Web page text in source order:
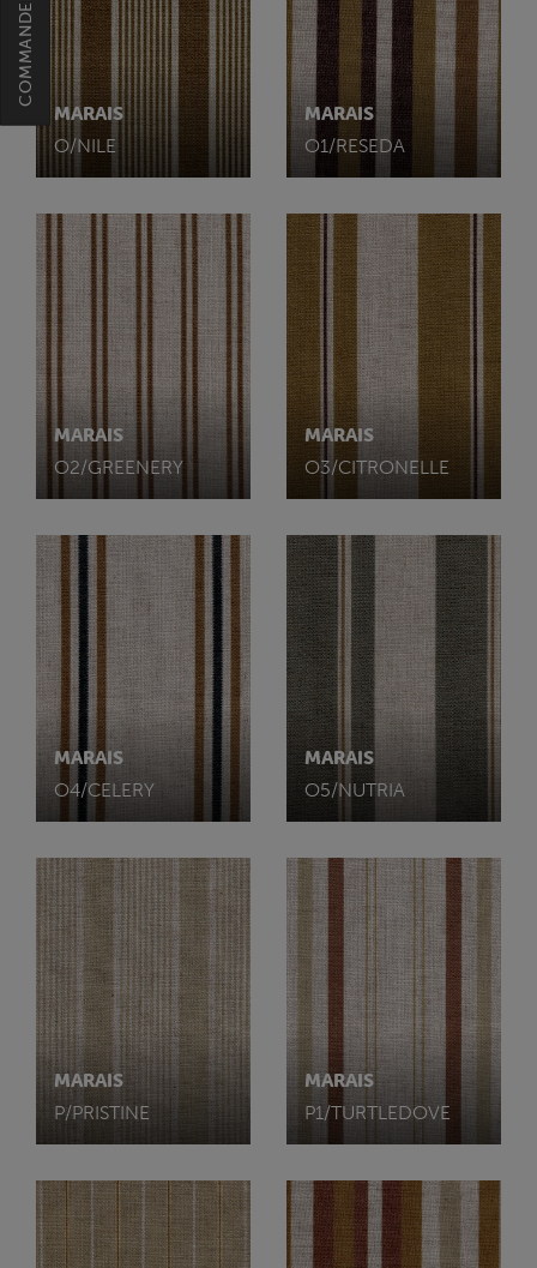
MARAIS
O/NILE
MARAIS
O1/RESEDA
MARAIS
O2/GREENERY
MARAIS
O3/CITRONELLE
MARAIS
O4/CELERY
MARAIS
O5/NUTRIA
MARAIS
P/PRISTINE
MARAIS
P1/TURTLEDOVE